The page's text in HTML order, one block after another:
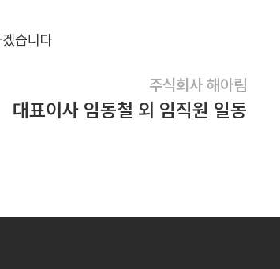
습니다
주식회사 해아림
대표이사 임동철 외 임직원 일동